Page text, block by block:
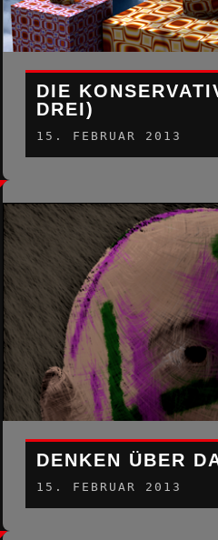
DIE
DREI)
15. FEBRUAR 2013
DENKEN ÜBER
15. FEBRUAR 2013